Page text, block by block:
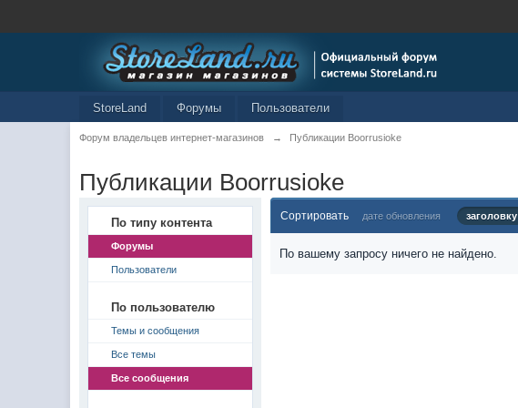
StoreLand Форумы Пользователи
Форум владельцев интернет-магазинов → Публикации Boorrusioke
Публикации Boorrusioke
По типу контента
Форумы
Пользователи
По пользователю
Темы и сообщения
Все темы
Все сообщения
Сортировать дате обновления заголовку
По вашему запросу ничего не найдено.